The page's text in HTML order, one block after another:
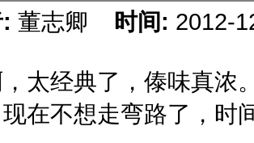
董志卿 时间: 2012-
太经典了，傣味真浓
在不想走弯路了，时